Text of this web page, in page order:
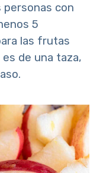
personas con
5
las frutas
de una taza,